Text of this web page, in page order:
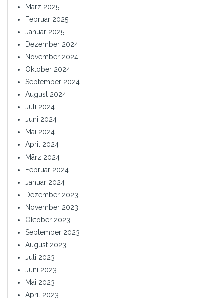
März 2025
Februar 2025
Januar 2025
Dezember 2024
November 2024
Oktober 2024
September 2024
August 2024
Juli 2024
Juni 2024
Mai 2024
April 2024
März 2024
Februar 2024
Januar 2024
Dezember 2023
November 2023
Oktober 2023
September 2023
August 2023
Juli 2023
Juni 2023
Mai 2023
April 2023